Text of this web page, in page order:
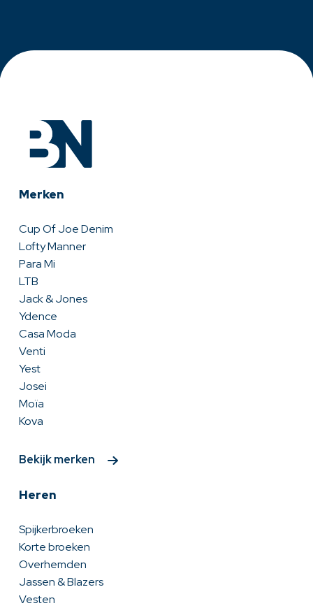
Merken
Cup Of Joe Denim
Lofty Manner
Para Mi
LTB
Jack & Jones
Ydence
Casa Moda
Venti
Yest
Josei
Moïa
Kova
Bekijk merken
Heren
Spijkerbroeken
Korte broeken
Overhemden
Jassen & Blazers
Vesten